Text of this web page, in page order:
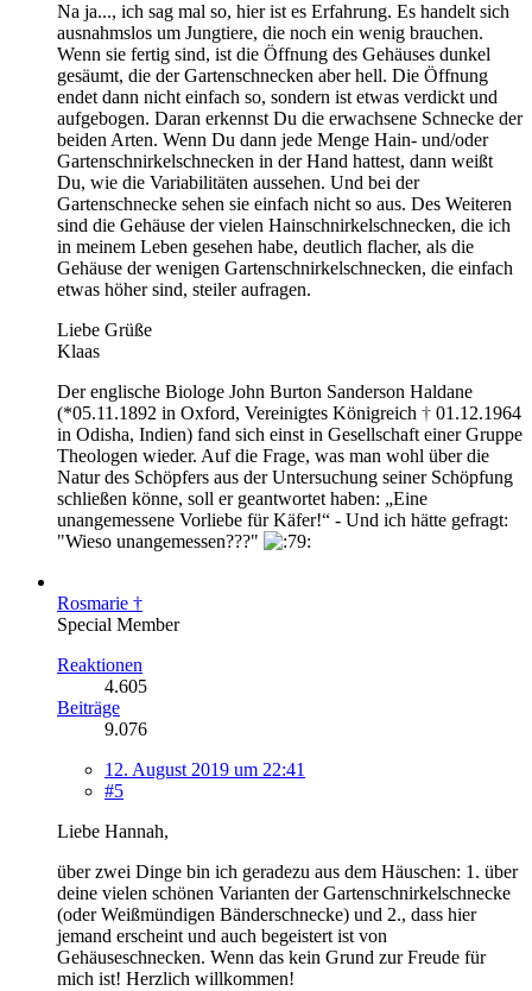
Na ja..., ich sag mal so, hier ist es Erfahrung. Es handelt sich
ausnahmslos um Jungtiere, die noch ein wenig brauchen.
Wenn sie fertig sind, ist die Öffnung des Gehäuses dunkel
gesäumt, die der Gartenschnecken aber hell. Die Öffnung
endet dann nicht einfach so, sondern ist etwas verdickt und
aufgebogen. Daran erkennst Du die erwachsene Schnecke der
beiden Arten. Wenn Du dann jede Menge Hain- und/oder
Gartenschnirkelschnecken in der Hand hattest, dann weißt
Du, wie die Variabilitäten aussehen. Und bei der
Gartenschnecke sehen sie einfach nicht so aus. Des Weiteren
sind die Gehäuse der vielen Hainschnirkelschnecken, die ich
in meinem Leben gesehen habe, deutlich flacher, als die
Gehäuse der wenigen Gartenschnirkelschnecken, die einfach
etwas höher sind, steiler aufragen.
Liebe Grüße
Klaas
Der englische Biologe John Burton Sanderson Haldane
(*05.11.1892 in Oxford, Vereinigtes Königreich † 01.12.1964
in Odisha, Indien) fand sich einst in Gesellschaft einer Gruppe
Theologen wieder. Auf die Frage, was man wohl über die
Natur des Schöpfers aus der Untersuchung seiner Schöpfung
schließen könne, soll er geantwortet haben: „Eine
unangemessene Vorliebe für Käfer!“ - Und ich hätte gefragt:
"Wieso unangemessen???"
Rosmarie †
Special Member
Reaktionen
4.605
Beiträge
9.076
12. August 2019 um 22:41
#5
Liebe Hannah,
über zwei Dinge bin ich geradezu aus dem Häuschen: 1. über
deine vielen schönen Varianten der Gartenschnirkelschnecke
(oder Weißmündigen Bänderschnecke) und 2., dass hier
jemand erscheint und auch begeistert ist von
Gehäuseschnecken. Wenn das kein Grund zur Freude für
mich ist! Herzlich willkommen!